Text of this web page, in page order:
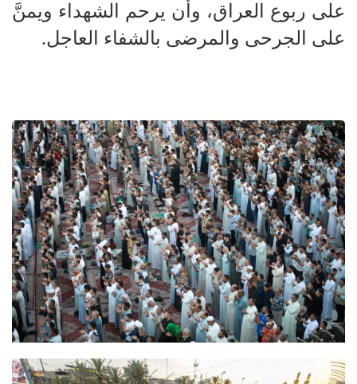
على ربوع العراق، وأن يرحم الشهداء ويمنَّ
على الجرحى والمرضى بالشفاء العاجل.